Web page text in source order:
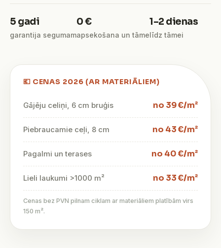
5 gadi
garantija segumam
0 €
apsekošana un tāme
1–2 dienas
līdz tāmei
💶 CENAS 2026 (AR MATERIĀLIEM)
Gājēju celiņi, 6 cm bruģis no 39 €/m²
Piebraucamie ceļi, 8 cm no 43 €/m²
Pagalmi un terases no 40 €/m²
Lieli laukumi >1000 m² no 33 €/m²
Cenas bez PVN pilnam ciklam ar materiāliem platībām virs
150 m².